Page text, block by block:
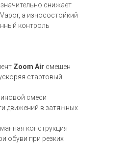
снижает
а износостойкий
контроль
Zoom Air смещен
стартовый
смеси
движений в затяжных
конструкция
обуви при резких